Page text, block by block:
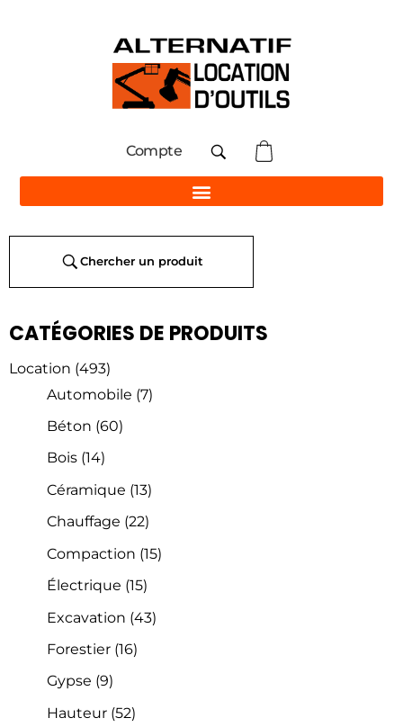
Compte
Chercher un produit
CATÉGORIES DE PRODUITS
Location (493)
Automobile (7)
Béton (60)
Bois (14)
Céramique (13)
Chauffage (22)
Compaction (15)
Électrique (15)
Excavation (43)
Forestier (16)
Gypse (9)
Hauteur (52)